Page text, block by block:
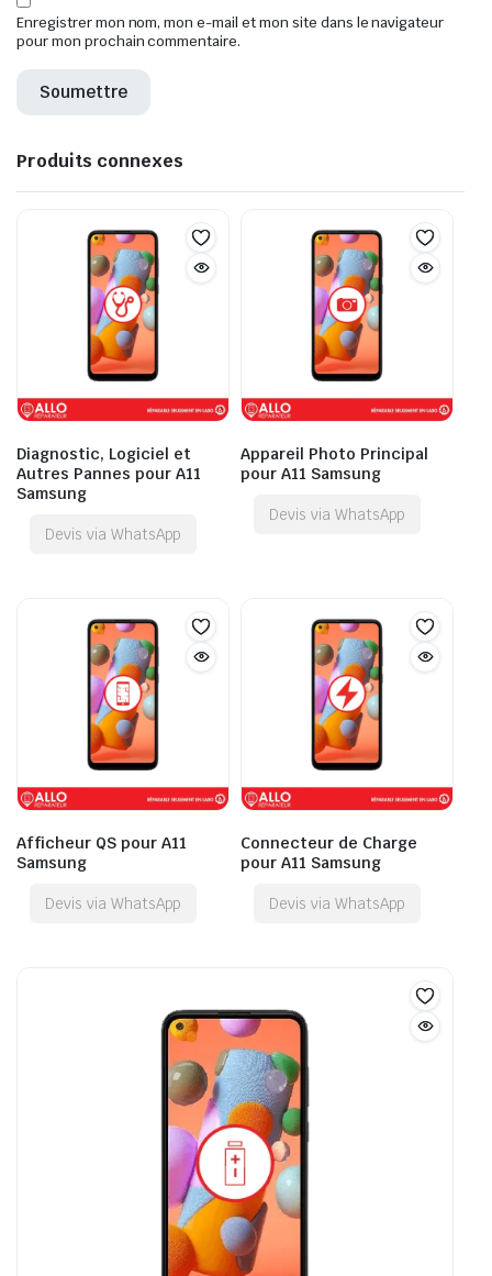
Enregistrer mon nom, mon e-mail et mon site dans le navigateur
pour mon prochain commentaire.
Produits connexes
Diagnostic, Logiciel et
Autres Pannes pour A11
Samsung
Devis via WhatsApp
Appareil Photo Principal
pour A11 Samsung
Devis via WhatsApp
Afficheur QS pour A11
Samsung
Devis via WhatsApp
Connecteur de Charge
pour A11 Samsung
Devis via WhatsApp